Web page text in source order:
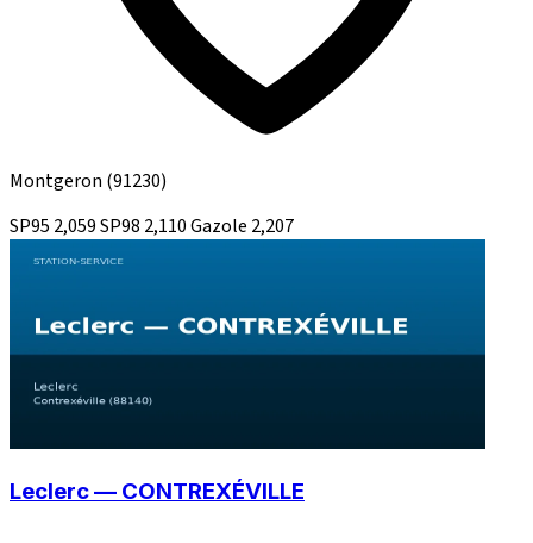
Montgeron (91230)
SP95 2,059SP98 2,110Gazole 2,207
Leclerc — CONTREXÉVILLE